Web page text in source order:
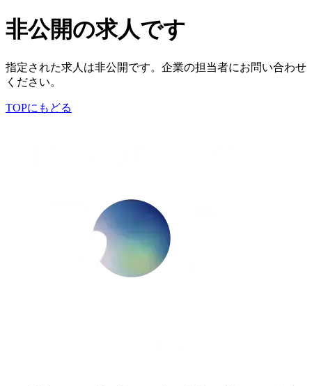
非公開の求人です
指定された求人は非公開です。企業の担当者にお問い合わせ
ください。
TOPにもどる